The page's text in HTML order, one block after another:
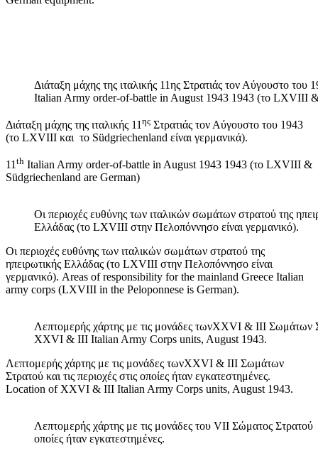
Διάταξη μάχης της ιταλικής 11ης Στρατιάς τον Αύγουστο
Italian Army order-of-battle in August 1943 1943 (το LXVIII
Διάταξη μάχης της ιταλικής 11 ης Στρατιάς τον Αύγουστο του 1943
(το LXVIII και το Südgriechenland είναι γερμανικά).
11 th Italian Army order-of-battle in August 1943 1943 (το LXVIII &
Südgriechenland are German)
Οι περιοχές ευθύνης των ιταλικών σωμάτων στρατού της
Ελλάδας (το LXVIII στην Πελοπόννησο είναι γερμανικό).
Οι περιοχές ευθύνης των ιταλικών σωμάτων στρατού της
ηπειρωτικής Ελλάδας (το LXVIII στην Πελοπόννησο είναι
γερμανικό). Areas of responsibility for the mainland Greece Italian
army corps (LXVIII in the Peloponnese is German).
Λεπτομερής χάρτης με τις μονάδες τωνXXVI & III Σωμάτων
XXVI & III Italian Army Corps units, August 1943.
Λεπτομερής χάρτης με τις μονάδες τωνXXVI & III Σωμάτων
Στρατού και τις περιοχές στις οποίες ήταν εγκατεστημένες.
Location of XXVI & III Italian Army Corps units, August 1943.
Λεπτομερής χάρτης με τις μονάδες του VII Σώματος Στρατού
οποίες ήταν εγκατεστημένες.